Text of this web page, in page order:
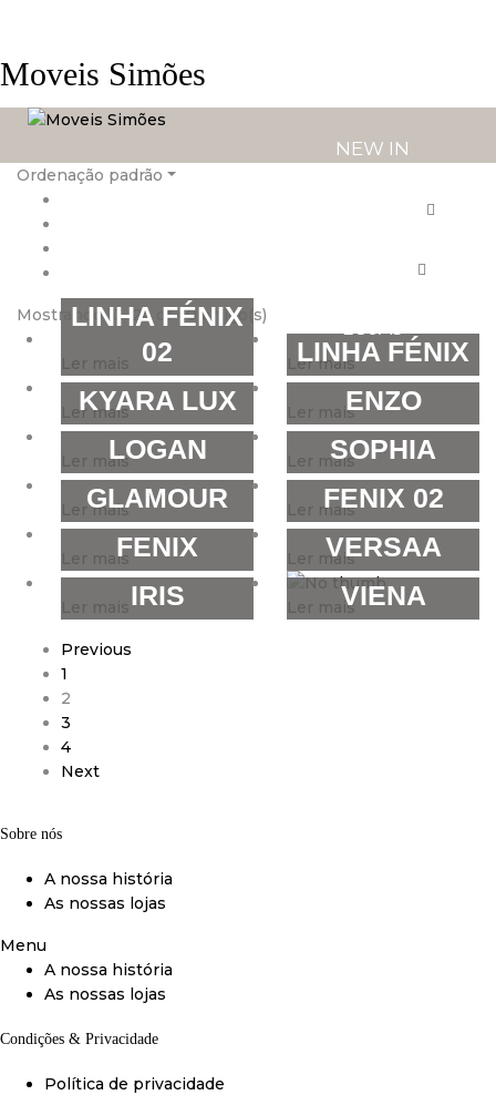
Moveis Simões
NEW IN
LOJAS
Ordenação padrão
Mostrando 13–24 of 40 artigo(s)
Ler mais
LINHA FÉNIX
02
Ler mais
LINHA FÉNIX
Ler mais
KYARA LUX Ler maisENZO
Ler maisLOGAN Ler maisSOPHIA
Ler mais
GLAMOUR Ler maisFENIX 02
Ler maisFENIX Ler maisVERSAA
Ler maisIRIS Ler maisVIENA
Previous
1
2
3
4
Next
Sobre nós
A nossa história
As nossas lojas
Menu
A nossa história
As nossas lojas
Condições & Privacidade
Política de privacidade